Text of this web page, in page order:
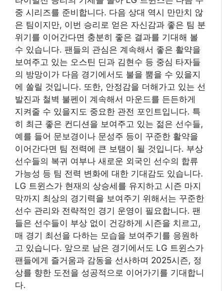
중 시리즈를 준비합니다. 다음 상대 역시 만만치 않
은 팀이지만, 이번 승리로 얻은 자신감과 좋은 팀 분
위기를 이어간다면 충분히 좋은 결과를 기대해 볼
수 있습니다. 팬들의 관심은 계속해서 좋은 활약을
보여주고 있는 오스틴 딘과 김현수 등 중심 타자들
의 방망이가 다음 경기에서도 불을 뿜을 수 있을지
에 쏠릴 것입니다. 또한, 안정감을 더해가고 있는 선
발진과 철벽 불펜이 계속해서 마운드를 든든하게
지켜줄 수 있을지도 중요한 관전 포인트입니다. 특
히 최근 좋은 컨디션을 보여주고 있는 젊은 선수들,
예를 들어 문보경이나 문성주 등이 꾸준한 활약을
이어간다면 팀 전력에 큰 보탬이 될 것입니다. 부상
선수들의 복귀 여부나 새로운 외국인 선수의 합류
가능성 등 팀 전력 변화에 대한 기대감도 있습니다.
LG 트윈스가 현재의 상승세를 유지하고 시즌 마지
막까지 최상의 경기력을 보여주기 위해서는 꾸준한
선수 관리와 전략적인 경기 운영이 필요합니다. 팬
들은 선수들이 부상 없이 건강하게 시즌을 치르고,
매 경기 최선을 다하는 모습을 보여주기를 응원하
고 있습니다. 앞으로 남은 경기에서도 LG 트윈스가
팬들에게 즐거움과 감동을 선사하며 2025시즌, 정
상를 향한 도전을 성공적으로 이어가기를 기대합니
다.